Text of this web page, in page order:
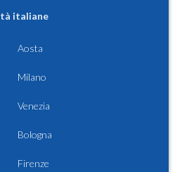
italiane
Aosta
Milano
Venezia
Bologna
Firenze